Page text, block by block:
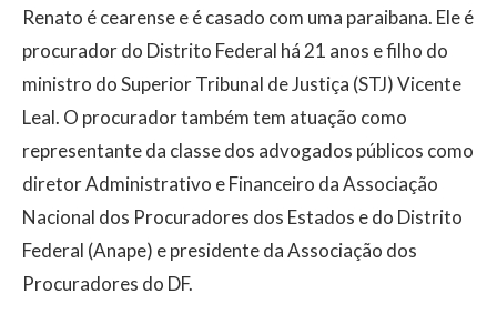
Renato é cearense e é casado com uma paraibana. Ele é
procurador do Distrito Federal há 21 anos e filho do
ministro do Superior Tribunal de Justiça (STJ) Vicente
Leal. O procurador também tem atuação como
representante da classe dos advogados públicos como
diretor Administrativo e Financeiro da Associação
Nacional dos Procuradores dos Estados e do Distrito
Federal (Anape) e presidente da Associação dos
Procuradores do DF.